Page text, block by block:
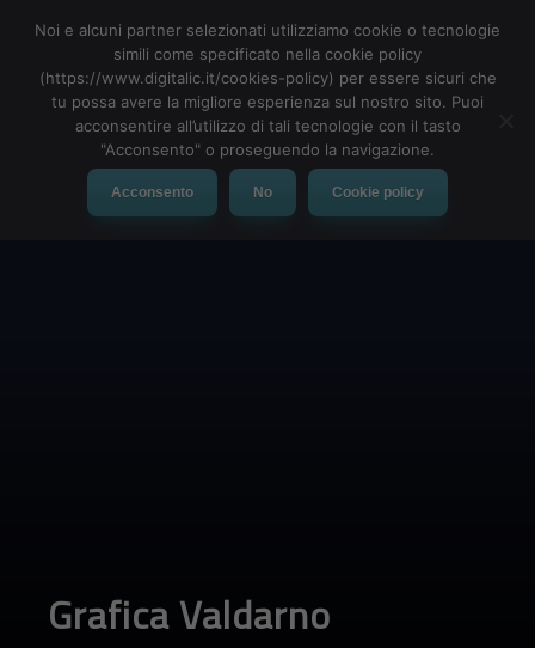
MENU
Grafica Valdarno
Noi e alcuni partner selezionati utilizziamo cookie o tecnologie
simili come specificato nella cookie policy
(https://www.digitalic.it/cookies-policy) per essere sicuri che
tu possa avere la migliore esperienza sul nostro sito. Puoi
acconsentire all’utilizzo di tali tecnologie con il tasto
"Acconsento" o proseguendo la navigazione.
Acconsento No Cookie policy